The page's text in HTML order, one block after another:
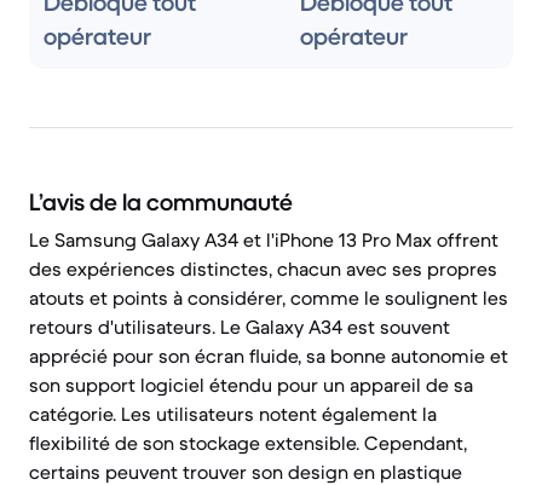
opérateur
opérateur
L’avis de la communauté
Le Samsung Galaxy A34 et l'iPhone 13 Pro Max offrent
des expériences distinctes, chacun avec ses propres
atouts et points à considérer, comme le soulignent les
retours d'utilisateurs. Le Galaxy A34 est souvent
apprécié pour son écran fluide, sa bonne autonomie et
son support logiciel étendu pour un appareil de sa
catégorie. Les utilisateurs notent également la
flexibilité de son stockage extensible. Cependant,
certains peuvent trouver son design en plastique